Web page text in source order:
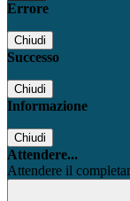
Errore
Chiudi
Successo
Chiudi
Informazione
Chiudi
Attendere...
Attendere il